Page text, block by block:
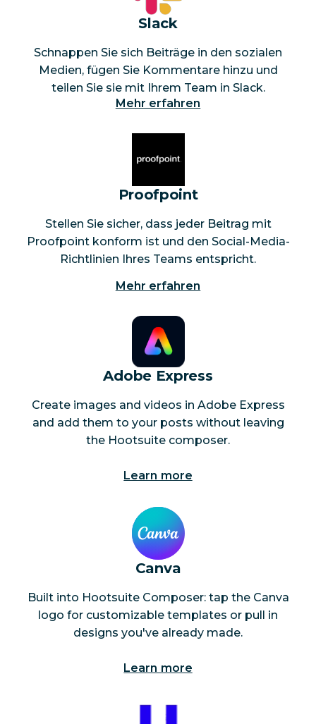
Slack
Schnappen Sie sich Beiträge in den sozialen
Medien, fügen Sie Kommentare hinzu und
teilen Sie sie mit Ihrem Team in Slack.
Mehr erfahren
Proofpoint
Stellen Sie sicher, dass jeder Beitrag mit
Proofpoint konform ist und den Social-Media-
Richtlinien Ihres Teams entspricht.
Mehr erfahren
Adobe Express
Create images and videos in Adobe Express
and add them to your posts without leaving
the Hootsuite composer.
Learn more
Canva
Built into Hootsuite Composer: tap the Canva
logo for customizable templates or pull in
designs you've already made.
Learn more